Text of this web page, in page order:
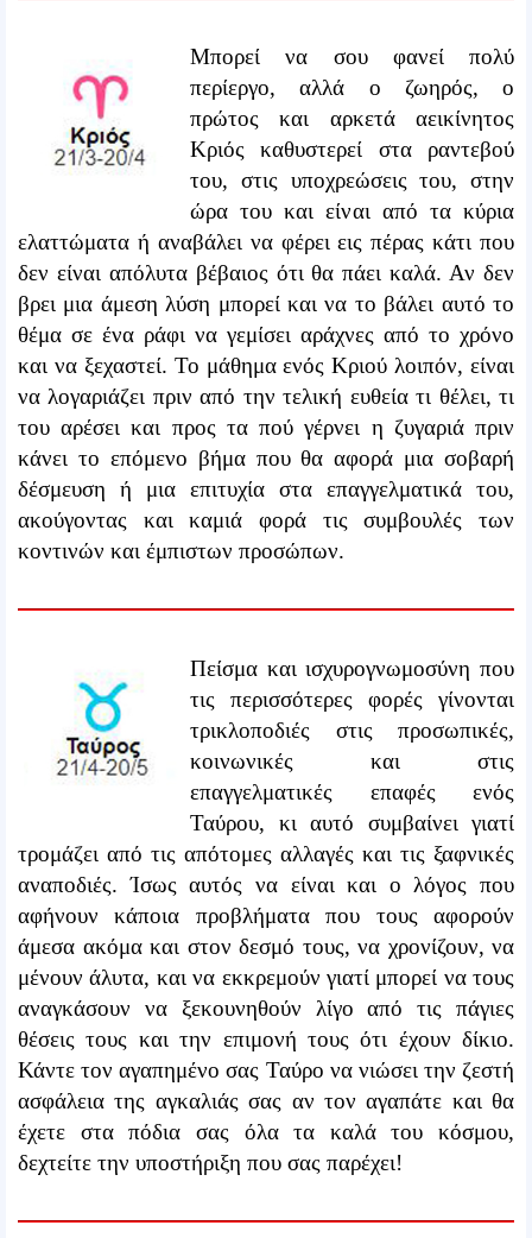
Μπορεί να σου φανεί πολύ
περίεργο, αλλά ο ζωηρός, ο
πρώτος και αρκετά αεικίνητος
Κριός καθυστερεί στα ραντεβού
του, στις υποχρεώσεις του, στην
ώρα του και είναι από τα κύρια
ελαττώματα ή αναβάλει να φέρει εις πέρας κάτι που
δεν είναι απόλυτα βέβαιος ότι θα πάει καλά. Αν δεν
βρει μια άμεση λύση μπορεί και να το βάλει αυτό το
θέμα σε ένα ράφι να γεμίσει αράχνες από το χρόνο
και να ξεχαστεί. Το μάθημα ενός Κριού λοιπόν, είναι
να λογαριάζει πριν από την τελική ευθεία τι θέλει, τι
του αρέσει και προς τα πού γέρνει η ζυγαριά πριν
κάνει το επόμενο βήμα που θα αφορά μια σοβαρή
δέσμευση ή μια επιτυχία στα επαγγελματικά του,
ακούγοντας και καμιά φορά τις συμβουλές των
κοντινών και έμπιστων προσώπων.
Πείσμα και ισχυρογνωμοσύνη που
τις περισσότερες φορές γίνονται
τρικλοποδιές στις προσωπικές,
κοινωνικές και στις
επαγγελματικές επαφές ενός
Ταύρου, κι αυτό συμβαίνει γιατί
τρομάζει από τις απότομες αλλαγές και τις ξαφνικές
αναποδιές. Ίσως αυτός να είναι και ο λόγος που
αφήνουν κάποια προβλήματα που τους αφορούν
άμεσα ακόμα και στον δεσμό τους, να χρονίζουν, να
μένουν άλυτα, και να εκκρεμούν γιατί μπορεί να τους
αναγκάσουν να ξεκουνηθούν λίγο από τις πάγιες
θέσεις τους και την επιμονή τους ότι έχουν δίκιο.
Κάντε τον αγαπημένο σας Ταύρο να νιώσει την ζεστή
ασφάλεια της αγκαλιάς σας αν τον αγαπάτε και θα
έχετε στα πόδια σας όλα τα καλά του κόσμου,
δεχτείτε την υποστήριξη που σας παρέχει!